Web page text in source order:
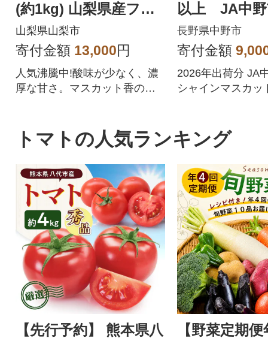
(約1kg) 山梨県産フル
ーツ 人気のぶどう
山梨県山梨市
寄付金額 13,000円
人気沸騰中!酸味が少なく、濃
厚な甘さ。マスカット香の芳
トを中心にぶどうをたくさん
作っている農家が自信を持っ
てお届けします。
以上 JA中野
送
長野県中野市
寄付金額
2026年出荷分 JA
シャインマスカッ
トマトの人気ランキング
【先行予約】 熊本県八
【野菜定期